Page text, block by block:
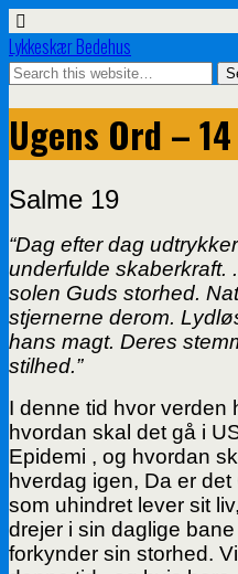
Lykkeskær Bedehus
Ugens Ord –
Salme 19
“Dag efter dag
underfulde skaberkraft.
solen Guds storhed.
stjernerne derom.
hans magt. Deres
stilhed.”
I denne tid hvor
hvordan skal det gå i
Epidemi , og hvordan
hverdag igen, Da er
som uhindret lever sit
drejer i sin daglige
forkynder sin storhed.